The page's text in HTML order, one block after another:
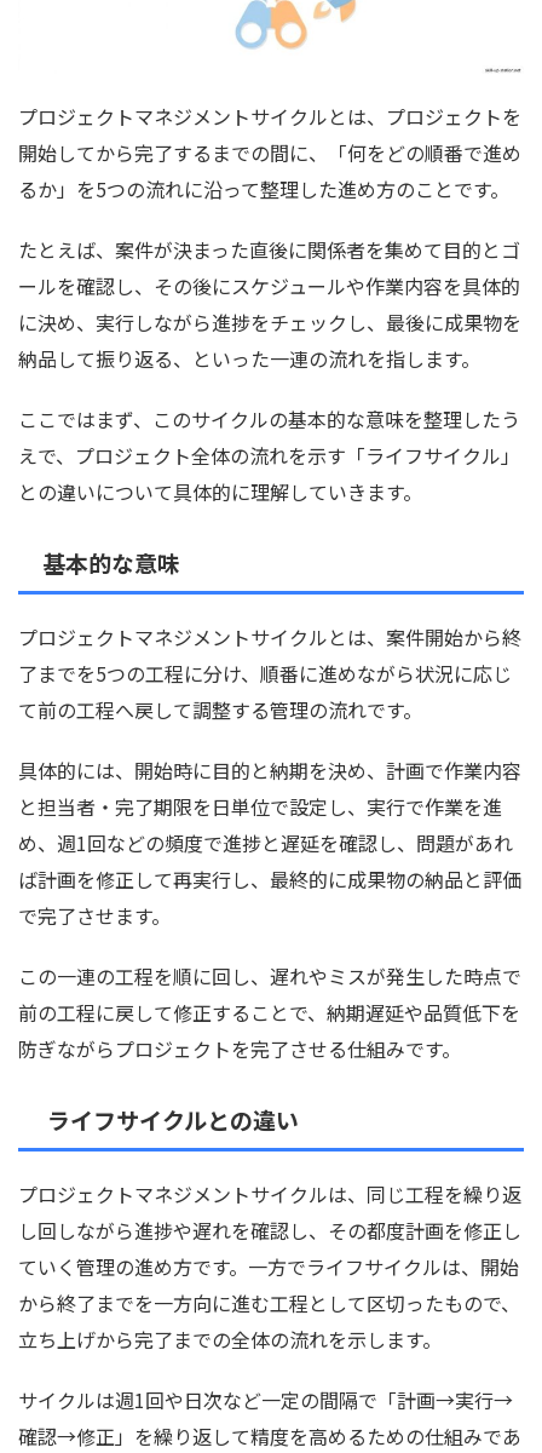
プロジェクトマネジメントサイクルとは、プロジェクトを
開始してから完了するまでの間に、「何をどの順番で進め
るか」を5つの流れに沿って整理した進め方のことです。
たとえば、案件が決まった直後に関係者を集めて目的とゴ
ールを確認し、その後にスケジュールや作業内容を具体的
に決め、実行しながら進捗をチェックし、最後に成果物を
納品して振り返る、といった一連の流れを指します。
ここではまず、このサイクルの基本的な意味を整理したう
えで、プロジェクト全体の流れを示す「ライフサイクル」
との違いについて具体的に理解していきます。
基本的な意味
プロジェクトマネジメントサイクルとは、案件開始から終
了までを5つの工程に分け、順番に進めながら状況に応じ
て前の工程へ戻して調整する管理の流れです。
具体的には、開始時に目的と納期を決め、計画で作業内容
と担当者・完了期限を日単位で設定し、実行で作業を進
め、週1回などの頻度で進捗と遅延を確認し、問題があれ
ば計画を修正して再実行し、最終的に成果物の納品と評価
で完了させます。
この一連の工程を順に回し、遅れやミスが発生した時点で
前の工程に戻して修正することで、納期遅延や品質低下を
防ぎながらプロジェクトを完了させる仕組みです。
ライフサイクルとの違い
プロジェクトマネジメントサイクルは、同じ工程を繰り返
し回しながら進捗や遅れを確認し、その都度計画を修正し
ていく管理の進め方です。一方でライフサイクルは、開始
から終了までを一方向に進む工程として区切ったもので、
立ち上げから完了までの全体の流れを示します。
サイクルは週1回や日次など一定の間隔で「計画→実行→
確認→修正」を繰り返して精度を高めるための仕組みであ